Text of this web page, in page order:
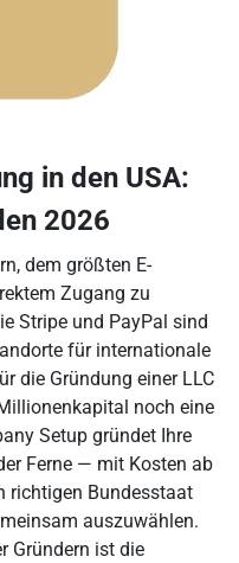
in den USA:
2026
dem größten E-
Zugang zu
Stripe und PayPal sind
für internationale
die Gründung einer LLC
noch eine
Setup gründet Ihre
Ferne — mit Kosten ab
richtigen Bundesstaat
auszuwählen.
Gründern ist die